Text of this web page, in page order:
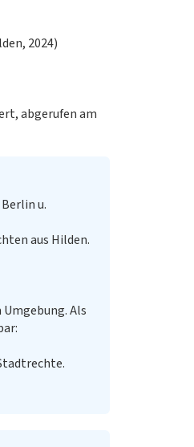
2024)
abgerufen am
u.
aus Hilden.
Als